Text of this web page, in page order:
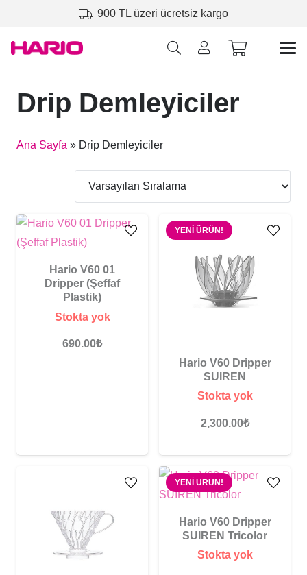
900 TL üzeri ücretsiz kargo
Drip Demleyiciler
Ana Sayfa » Drip Demleyiciler
Hario V60 01
Dripper (Şeffaf
Plastik)
Stokta yok
690.00₺
YENI ÜRÜN!
Hario V60 Dripper
SUIREN
Stokta yok
2,300.00₺
YENI ÜRÜN!
Hario V60 Dripper
SUIREN Tricolor
Stokta yok